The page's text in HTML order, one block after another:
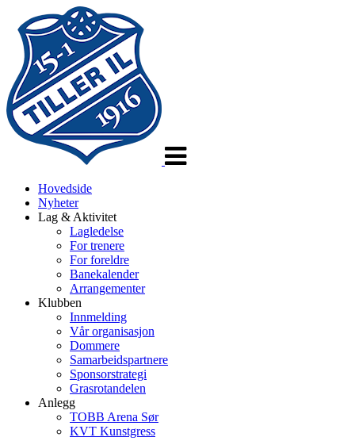
Hovedside
Nyheter
Lag & Aktivitet
Lagledelse
For trenere
For foreldre
Banekalender
Arrangementer
Klubben
Innmelding
Vår organisasjon
Dommere
Samarbeidspartnere
Sponsorstrategi
Grasrotandelen
Anlegg
TOBB Arena Sør
KVT Kunstgress